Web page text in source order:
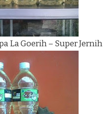
La Goerih – Super Jernih